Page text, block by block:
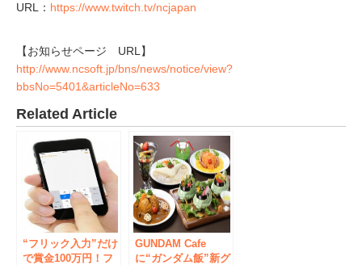
URL： https://www.twitch.tv/ncjapan
【お知らせページ URL】
http://www.ncsoft.jp/bns/news/notice/view?
bbsNo=5401&articleNo=633
Related Article
“フリック入力”だけ
で賞金100万円！フ
GUNDAM Cafe
に“ガンダム飯”新グ